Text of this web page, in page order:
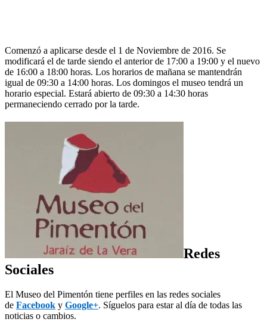
Comenzó a aplicarse desde el 1 de Noviembre de 2016. Se
modificará el de tarde siendo el anterior de 17:00 a 19:00 y el nuevo
de 16:00 a 18:00 horas. Los horarios de mañana se mantendrán
igual de 09:30 a 14:00 horas. Los domingos el museo tendrá un
horario especial. Estará abierto de 09:30 a 14:30 horas
permaneciendo cerrado por la tarde.
Redes
Sociales
El Museo del Pimentón tiene perfiles en las redes sociales
de Facebook y Google+. Síguelos para estar al día de todas las
noticias o cambios.